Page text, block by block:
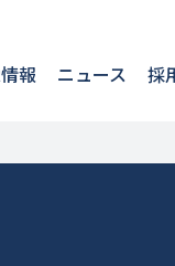
報 ニュース 採